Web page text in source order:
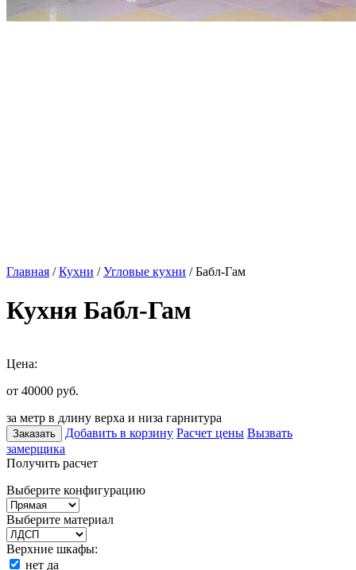
Главная /Кухни /Угловые кухни / Бабл-Гам
Кухня Бабл-Гам
Цена:
от 40000 руб.
за метр в длину верха и низа гарнитура
Заказать Добавить в корзину Расчет цены Вызвать
замерщика
Получить расчет
Выберите конфигурацию
Выберите материал
Верхние шкафы:
нет да